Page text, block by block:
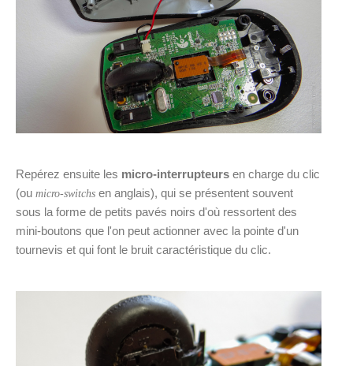
Repérez ensuite les micro-interrupteurs en charge du clic
(ou micro-switchs en anglais), qui se présentent souvent
sous la forme de petits pavés noirs d'où ressortent des
mini-boutons que l'on peut actionner avec la pointe d'un
tournevis et qui font le bruit caractéristique du clic.